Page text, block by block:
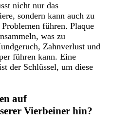
nicht nur das
sondern kann auch zu
führen. Plaque
was zu
Zahnverlust und
führen kann. Eine
der Schlüssel, um diese
auf
Vierbeiner hin?